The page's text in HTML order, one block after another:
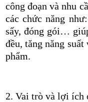
công đoạn và nhu
các chức năng
sấy, đóng gói…
đều, tăng năng
phẩm.
2. Vai trò và lợi ích